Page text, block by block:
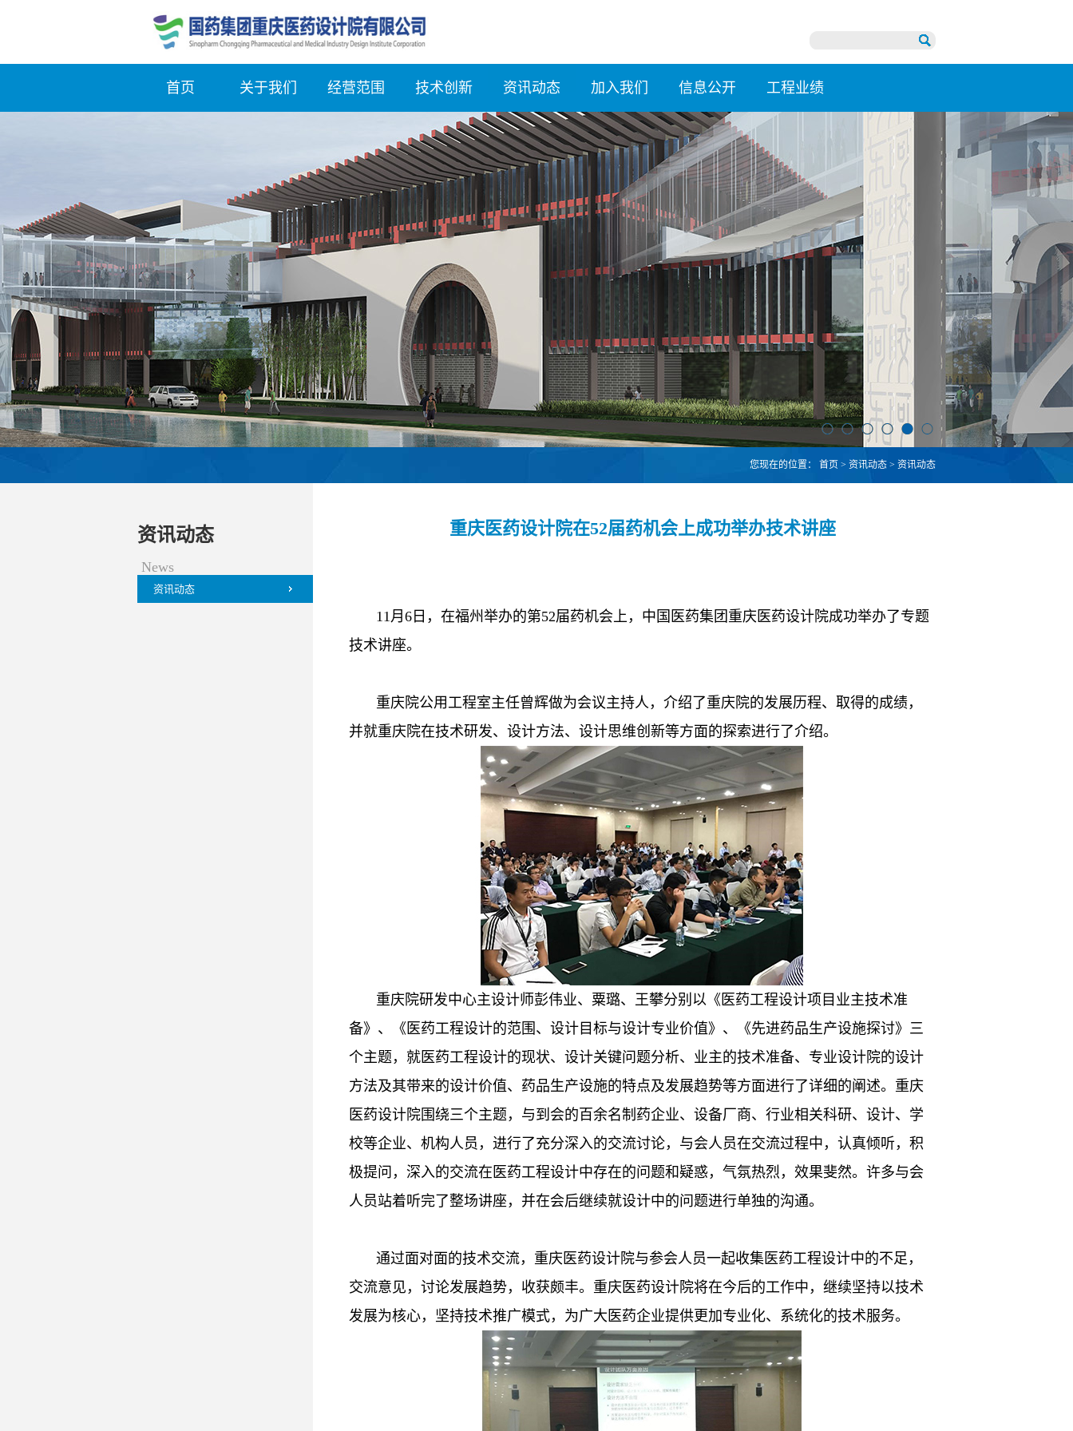
首页 关于我们 经营范围 技术创新 资讯动态 加入我们 信息公开 工程业绩
资讯动态
News
资讯动态
您现在的位置： 首页 > 资讯动态 > 资讯动态
重庆医药设计院在52届药机会上成功举办技术讲座
11月6日，在福州举办的第52届药机会上，中国医药集团重庆医药设计院成功举办了专题
技术讲座。
重庆院公用工程室主任曾辉做为会议主持人，介绍了重庆院的发展历程、取得的成绩，
并就重庆院在技术研发、设计方法、设计思维创新等方面的探索进行了介绍。
重庆院研发中心主设计师彭伟业、粟璐、王攀分别以《医药工程设计项目业主技术准
备》、《医药工程设计的范围、设计目标与设计专业价值》、《先进药品生产设施探讨》三
个主题，就医药工程设计的现状、设计关键问题分析、业主的技术准备、专业设计院的设计
方法及其带来的设计价值、药品生产设施的特点及发展趋势等方面进行了详细的阐述。重庆
医药设计院围绕三个主题，与到会的百余名制药企业、设备厂商、行业相关科研、设计、学
校等企业、机构人员，进行了充分深入的交流讨论，与会人员在交流过程中，认真倾听，积
极提问，深入的交流在医药工程设计中存在的问题和疑惑，气氛热烈，效果斐然。许多与会
人员站着听完了整场讲座，并在会后继续就设计中的问题进行单独的沟通。
通过面对面的技术交流，重庆医药设计院与参会人员一起收集医药工程设计中的不足，
交流意见，讨论发展趋势，收获颇丰。重庆医药设计院将在今后的工作中，继续坚持以技术
发展为核心，坚持技术推广模式，为广大医药企业提供更加专业化、系统化的技术服务。